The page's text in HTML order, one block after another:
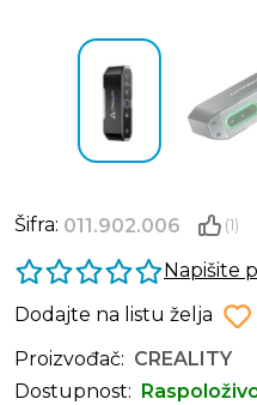
Šifra: 011.902.006 (1)
Napišite
Dodajte na listu želja
Proizvođač: CREALITY
Dostupnost: